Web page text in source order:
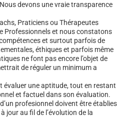
devons une vraie transparence
Praticiens ou Thérapeutes
Professionnels et nous constatons
et surtout parfois de
éthiques et parfois même
ne font pas encore l’objet de
de réguler un minimum a
évaluer une aptitude, tout en restant
et factuel dans son évaluation.
profesionnel doivent être établies
jour au fil de l’évolution de la